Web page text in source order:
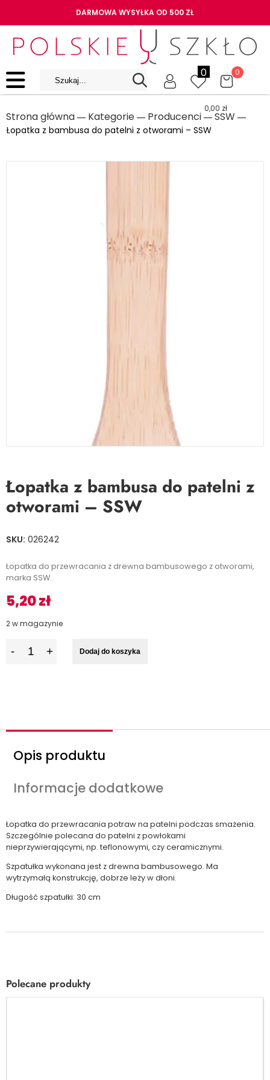
DARMOWA WYSYŁKA OD 500 ZŁ
0 0
0,00 zł
Strona główna ― Kategorie ― Producenci ― SSW ―
Łopatka z bambusa do patelni z otworami – SSW
Łopatka z bambusa do patelni z
otworami – SSW
SKU: 026242
Łopatka do przewracania z drewna bambusowego z otworami,
marka SSW.
5,20zł
2 w magazynie
Dodaj do koszyka
Opis produktu
Informacje dodatkowe
Łopatka do przewracania potraw na patelni podczas smażenia.
Szczególnie polecana do patelni z powłokami
nieprzywierającymi, np. teflonowymi, czy ceramicznymi.
Szpatułka wykonana jest z drewna bambusowego. Ma
wytrzymałą konstrukcję, dobrze leży w dłoni.
Długość szpatułki: 30 cm
Polecane produkty